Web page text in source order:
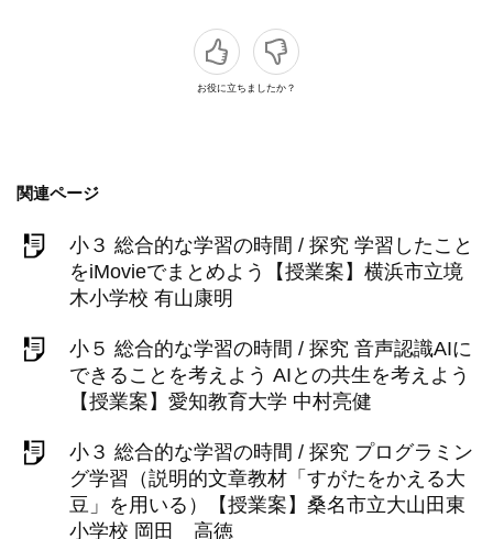
お役に立ちましたか？
関連ページ
小３ 総合的な学習の時間 / 探究 学習したこと
をiMovieでまとめよう【授業案】横浜市立境
木小学校 有山康明
小５ 総合的な学習の時間 / 探究 音声認識AIに
できることを考えよう AIとの共生を考えよう
【授業案】愛知教育大学 中村亮健
小３ 総合的な学習の時間 / 探究 プログラミン
グ学習（説明的文章教材「すがたをかえる大
豆」を用いる）【授業案】桑名市立大山田東
小学校 岡田 高徳